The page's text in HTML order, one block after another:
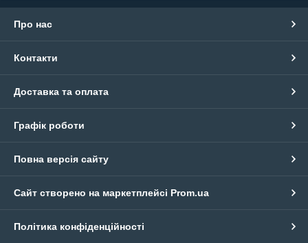
Про нас
Контакти
Доставка та оплата
Графік роботи
Повна версія сайту
Сайт створено на маркетплейсі Prom.ua
Політика конфіденційності